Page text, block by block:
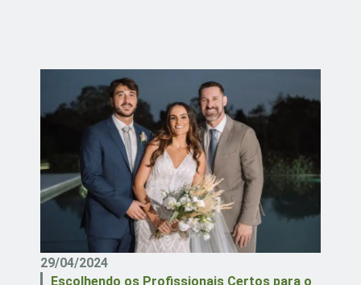
29/04/2024
Escolhendo os Profissionais Certos para o